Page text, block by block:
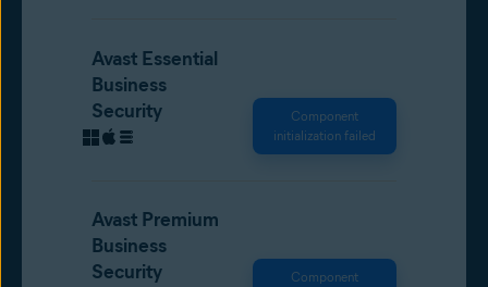
Avast Essential
Business
Security
Component
initialization failed
Avast Premium
Business
Security
Component